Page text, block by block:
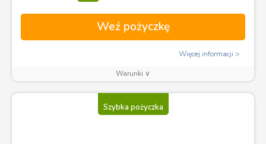
Weź pożyczkę
Więcej informacji
Warunki ∨
Szybka pożyczka